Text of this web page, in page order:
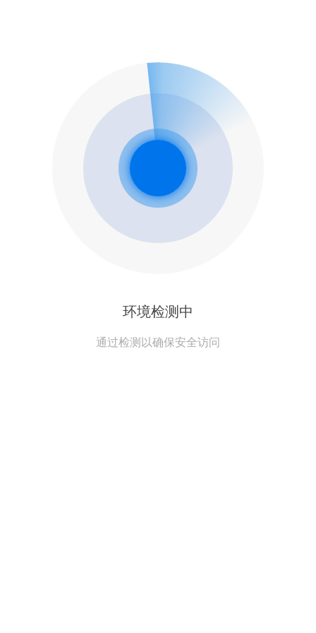
环境检测中
通过检测以确保安全访问